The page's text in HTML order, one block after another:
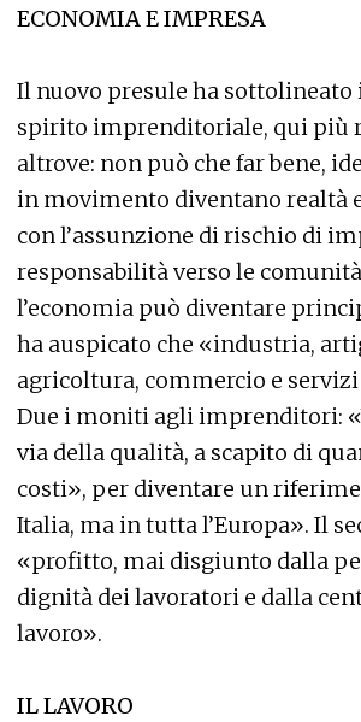
ECONOMIA E IMPRESA
Il nuovo presule ha sottolineato
spirito imprenditoriale, qui più
altrove: non può che far bene,
in movimento diventano realtà
con l’assunzione di rischio di
responsabilità verso le
l’economia può diventare
ha auspicato che «industria,
agricoltura, commercio e
Due i moniti agli imprenditori:
via della qualità, a scapito di
costi», per diventare un
Italia, ma in tutta l’Europa». Il
«profitto, mai disgiunto dalla
dignità dei lavoratori e dalla
lavoro».
IL LAVORO